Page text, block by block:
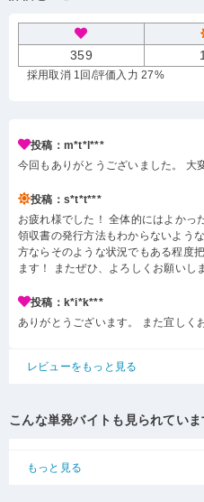
359
採用取消 1回 /評価入力 27%
投稿：m*t*l***
今回もありがとうございました。 大
投稿：s*t*t***
お疲れ様でした！ 全体的にはよかっ
領収書の発行方法もわからないよう
方ならそのような状況でもある程度
ます！ またぜひ、よろしくお願いし
投稿：k*i*k***
ありがとうございます。 また宜しく
レビューをもっと見る
こんな単発バイトも見られていま
もっと見る